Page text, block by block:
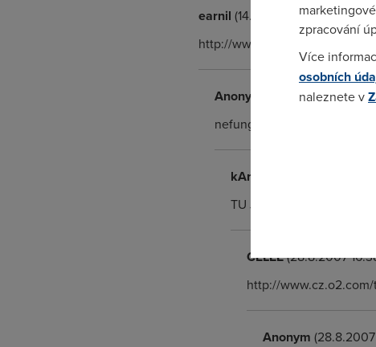
earnil (14.3.2006 19:34:31)
http://www.iol.cz/
Anonym
(14.3.2006
nefunguje
kArLiK
TU JE SPRÁVNÝ
CELEE(28.8.2007
http://
Anonym
zpracování
Více
osobních
naleznete v